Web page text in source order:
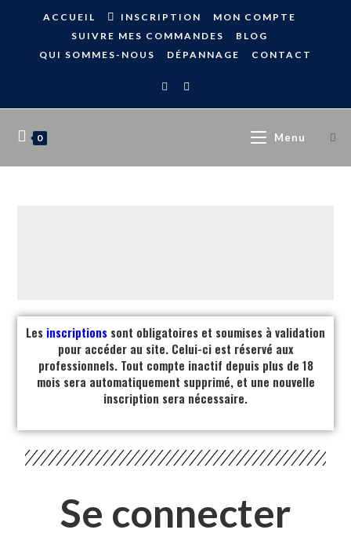
ACCUEIL INSCRIPTION
MON COMPTE
SUIVRE MES COMMANDES
BLOG
QUI SOMMES-NOUS
DÉPANNAGE CONTACT
0 Menu
Les inscriptions sont obligatoires et soumises à validation
pour accéder au site. Celui-ci est réservé aux
professionnels. Tout compte inactif depuis plus de 18
mois sera automatiquement supprimé, et une nouvelle
inscription sera nécessaire.
Se connecter